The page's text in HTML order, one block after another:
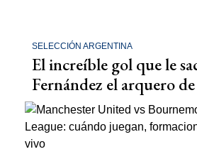
SELECCIÓN ARGENTINA
El increíble gol que le
Fernández el arquero